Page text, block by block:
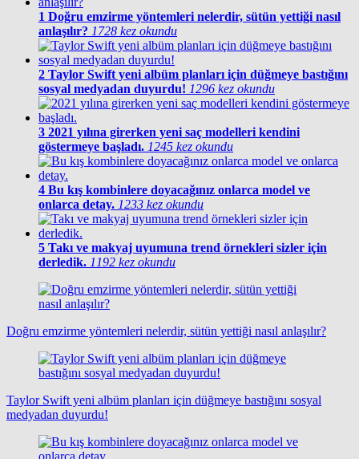
1 Doğru emzirme yöntemleri nelerdir, sütün yettiği nasıl
anlaşılır? 1728 kez okundu
2 Taylor Swift yeni albüm planları için düğmeye bastığını
sosyal medyadan duyurdu! 1296 kez okundu
3 2021 yılına girerken yeni saç modelleri kendini
göstermeye başladı. 1245 kez okundu
4 Bu kış kombinlere doyacağınız onlarca model ve
onlarca detay. 1233 kez okundu
5 Takı ve makyaj uyumuna trend örnekleri sizler için
derledik. 1192 kez okundu
Doğru emzirme yöntemleri nelerdir, sütün yettiği nasıl anlaşılır?
Taylor Swift yeni albüm planları için düğmeye bastığını sosyal
medyadan duyurdu!